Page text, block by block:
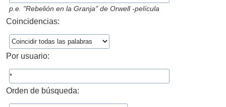
p.e. "Rebelión en la Granja" de Orwell -película
Coincidencias:
Por usuario:
Orden de búsqueda: